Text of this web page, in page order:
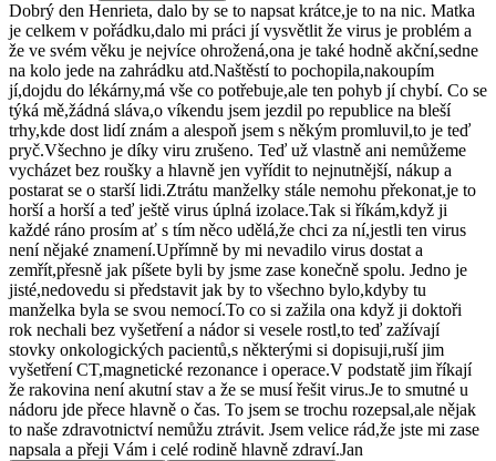
Dobrý den Henrieta, dalo by se to napsat krátce,je to na nic. Matka
je celkem v pořádku,dalo mi práci jí vysvětlit že virus je problém a
že ve svém věku je nejvíce ohrožená,ona je také hodně akční,sedne
na kolo jede na zahrádku atd.Naštěstí to pochopila,nakoupím
jí,dojdu do lékárny,má vše co potřebuje,ale ten pohyb jí chybí. Co se
týká mě,žádná sláva,o víkendu jsem jezdil po republice na bleší
trhy,kde dost lidí znám a alespoň jsem s někým promluvil,to je teď
pryč.Všechno je díky viru zrušeno. Teď už vlastně ani nemůžeme
vycházet bez roušky a hlavně jen vyřídit to nejnutnější, nákup a
postarat se o starší lidi.Ztrátu manželky stále nemohu překonat,je to
horší a horší a teď ještě virus úplná izolace.Tak si říkám,když ji
každé ráno prosím ať s tím něco udělá,že chci za ní,jestli ten virus
není nějaké znamení.Upřímně by mi nevadilo virus dostat a
zemřít,přesně jak píšete byli by jsme zase konečně spolu. Jedno je
jisté,nedovedu si představit jak by to všechno bylo,kdyby tu
manželka byla se svou nemocí.To co si zažila ona když ji doktoři
rok nechali bez vyšetření a nádor si vesele rostl,to teď zažívají
stovky onkologických pacientů,s některými si dopisuji,ruší jim
vyšetření CT,magnetické rezonance i operace.V podstatě jim říkají
že rakovina není akutní stav a že se musí řešit virus.Je to smutné u
nádoru jde přece hlavně o čas. To jsem se trochu rozepsal,ale nějak
to naše zdravotnictví nemůžu ztrávit. Jsem velice rád,že jste mi zase
napsala a přeji Vám i celé rodině hlavně zdraví.Jan